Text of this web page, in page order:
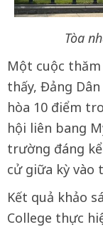
Tòa
Một cuộc
thấy, Đảng
hòa 10 điểm
hội liên bang
trường đáng
cử giữa kỳ vào
Kết quả khảo
College thực